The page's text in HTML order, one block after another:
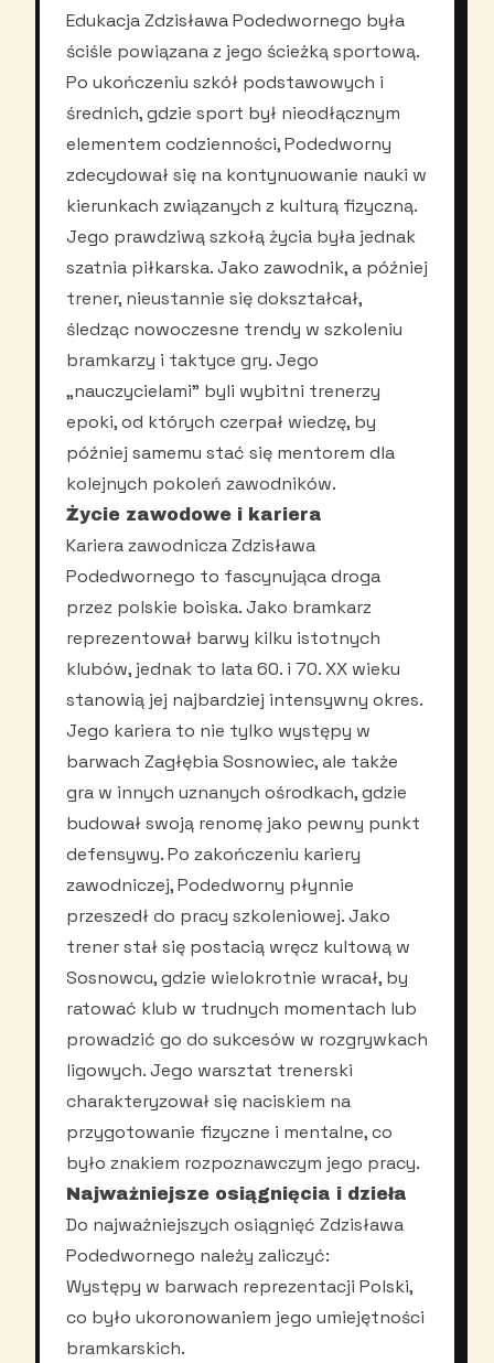
Edukacja Zdzisława Podedwornego była
ściśle powiązana z jego ścieżką sportową.
Po ukończeniu szkół podstawowych i
średnich, gdzie sport był nieodłącznym
elementem codzienności, Podedworny
zdecydował się na kontynuowanie nauki w
kierunkach związanych z kulturą fizyczną.
Jego prawdziwą szkołą życia była jednak
szatnia piłkarska. Jako zawodnik, a później
trener, nieustannie się dokształcał,
śledząc nowoczesne trendy w szkoleniu
bramkarzy i taktyce gry. Jego
„nauczycielami” byli wybitni trenerzy
epoki, od których czerpał wiedzę, by
później samemu stać się mentorem dla
kolejnych pokoleń zawodników.
Życie zawodowe i kariera
Kariera zawodnicza Zdzisława
Podedwornego to fascynująca droga
przez polskie boiska. Jako bramkarz
reprezentował barwy kilku istotnych
klubów, jednak to lata 60. i 70. XX wieku
stanowią jej najbardziej intensywny okres.
Jego kariera to nie tylko występy w
barwach Zagłębia Sosnowiec, ale także
gra w innych uznanych ośrodkach, gdzie
budował swoją renomę jako pewny punkt
defensywy. Po zakończeniu kariery
zawodniczej, Podedworny płynnie
przeszedł do pracy szkoleniowej. Jako
trener stał się postacią wręcz kultową w
Sosnowcu, gdzie wielokrotnie wracał, by
ratować klub w trudnych momentach lub
prowadzić go do sukcesów w rozgrywkach
ligowych. Jego warsztat trenerski
charakteryzował się naciskiem na
przygotowanie fizyczne i mentalne, co
było znakiem rozpoznawczym jego pracy.
Najważniejsze osiągnięcia i dzieła
Do najważniejszych osiągnięć Zdzisława
Podedwornego należy zaliczyć:
Występy w barwach reprezentacji Polski,
co było ukoronowaniem jego umiejętności
bramkarskich.